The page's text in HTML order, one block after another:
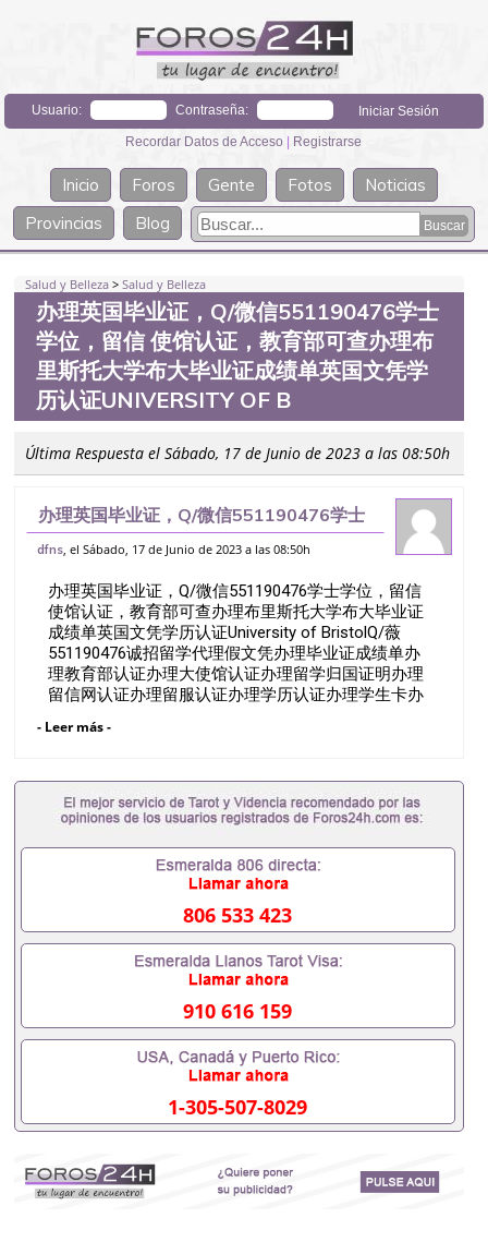
Usuario: Contraseña:
Recordar Datos de Acceso | Registrarse
Inicio Foros Gente Fotos
Noticias
Provincias
Blog
Salud y Belleza >Salud y Belleza
办理英国毕业证，Q/微信551190476学士
学位，留信 使馆认证，教育部可查办理布
里斯托大学布大毕业证成绩单英国文凭学
历认证UNIVERSITY OF B
Última Respuesta el Sábado, 17 de Junio de 2023 a las 08:50h
办理英国毕业证，Q/微信551190476学士
学位，留信 使馆认证，教育部可查办理布
认证University of B
dfns , el Sábado, 17 de Junio de 2023 a las 08:50h
办理英国毕业证，Q/微信551190476学士学位，留信
使馆认证，教育部可查办理布里斯托大学布大毕业证
成绩单英国文凭学历认证University of BristolQ/薇
551190476诚招留学代理假文凭办理毕业证成绩单办
理教育部认证办理大使馆认证办理留学归国证明办理
留信网认证办理留服认证办理学历认证办理学生卡办
凭办理英国文凭办理加拿大文凭办理德国文凭 一、快
+教育部认证,录取通知书，雅思。（全套留学回国必
备证明材料，给父母及亲朋好友一份完美交代）；
2、雅思、托福，OFFER，在读证明，学生卡等留学
用到）。 注：上述材料，随时都可以安排办理，毕业
证成绩单，学校，专业，学位，毕业时间都可以根据
551190476假的毕业证成绩单可以办学历认证吗
551190476要定居国外需要办理什么材料551190476
入职事业单位/国企假的毕业证会查吗551190476入职
国企/事业单位需要些什么材料551190476办理假毕业
证在国内能用吗, 挂科拿不到毕业证怎么办, 毕业证丢
了怎么办, 没有正常毕业怎么办理毕业证,没毕业可以
办学历认证吗,您是否因为中途辍学、挂科而没有正常
毕业551190476您是否因为递交材料不齐而被拒之门
外551190476您是否因没正常毕业而导致回国得不到
教育部认证在校挂科了不想读了,成绩不理想毕不了业
怎么办551190476找工作没有文凭怎么办,怎么办理本
551190476网上买文凭可靠吗551190476哪里可以买
国外文凭551190476国外本科毕业证怎么办理
- Leer más -
806 533 423
910 616 159
1-305-507-8029